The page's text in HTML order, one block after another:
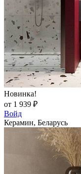
Новинка!
от 1 939 ₽
Войд
Керамин, Беларусь